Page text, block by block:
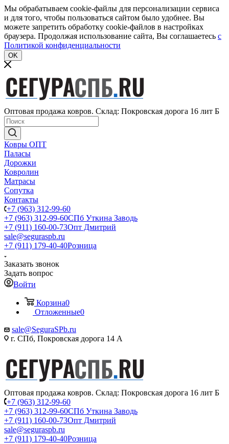
Мы обрабатываем cookie-файлы для персонализации сервиса
и для того, чтобы пользоваться сайтом было удобнее. Вы
можете запретить обработку cookie-файлов в настройках
браузера. Продолжая использование сайта, Вы соглашаетесь c
Политикой конфиденциальности
OK
Оптовая продажа ковров. Склад: Покровская дорога 16 лит Б
Ковры ОПТ
Паласы
Дорожки
Ковролин
Матрасы
Сопутка
Контакты
+7 (963) 312-99-60
+7 (963) 312-99-60СПб Уткина Заводь
+7 (911) 160-00-73Опт Дмитрий
sale@seguraspb.ru
+7 (911) 179-40-40Розница
Заказать звонок
Задать вопрос
Войти
Корзина0
Отложенные0
sale@SeguraSPb.ru
г. СПб, Покровская дорога 14 А
Оптовая продажа ковров. Склад: Покровская дорога 16 лит Б
+7 (963) 312-99-60
+7 (963) 312-99-60СПб Уткина Заводь
+7 (911) 160-00-73Опт Дмитрий
sale@seguraspb.ru
+7 (911) 179-40-40Розница